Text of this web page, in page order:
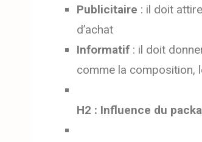
Publicitaire : il doit
d’achat
Informatif : il doit
comme la composition,
H2 : Influence du